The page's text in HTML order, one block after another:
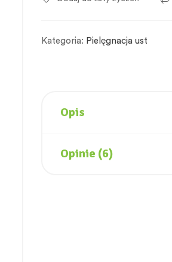
Kategoria: Pielęgnacja ust
Opis
Opinie (6)